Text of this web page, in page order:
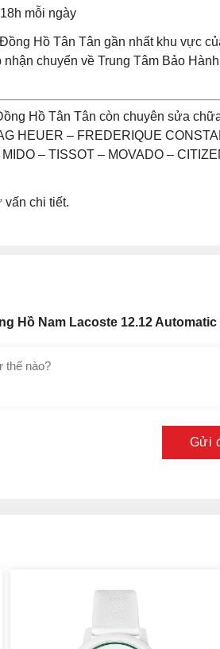
mỗi ngày
Hồ Tân Tân gần nhất khu vực
chuyển về Trung Tâm Bảo
Hồ Tân Tân còn chuyên sửa
HEUER – FREDERIQUE
– TISSOT – MOVADO –
chi tiết.
Hồ Nam Lacoste 12.12 Automatic
Gửi